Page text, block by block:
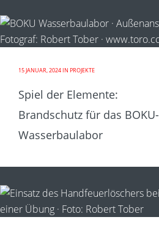
15 JANUAR, 2024IN PROJEKTE
Spiel der Elemente:
Brandschutz für das BOKU-
Wasserbaulabor